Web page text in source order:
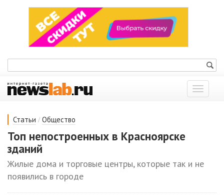
Показать
меню
Статьи / Общество
Топ непостроенных в Красноярске
зданий
Жилые дома и торговые центры, которые так и не
появились в городе